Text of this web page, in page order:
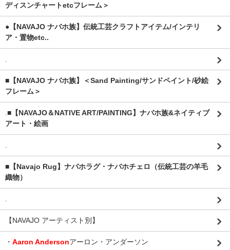
ディスンチャートetcフレーム＞
●【NAVAJO ナバホ族】伝統工芸クラフトアイテム/インテリ
ア・置物etc..
■【NAVAJO ナバホ族】＜Sand Painting/サンドペイント/砂絵
フレーム＞
■【NAVAJO＆NATIVE ART/PAINTING】ナバホ族&ネイティブ
アート・絵画
■【Navajo Rug】ナバホラグ・ナバホチェロ（伝統工芸の羊毛
織物）
【NAVAJO アーティスト別】
・ Aaron Andersonアーロン・アンダーソン